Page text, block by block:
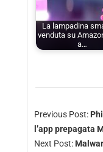
La lampadina
venduta su
a…
Previous Post:
l’app prepagata
Next Post: